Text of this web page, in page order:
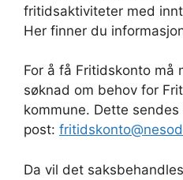
fritidsaktiviteter med
Her finner du
For å få Fritidskonto må
søknad om behov for
kommune. Dette
post:
Da vil det